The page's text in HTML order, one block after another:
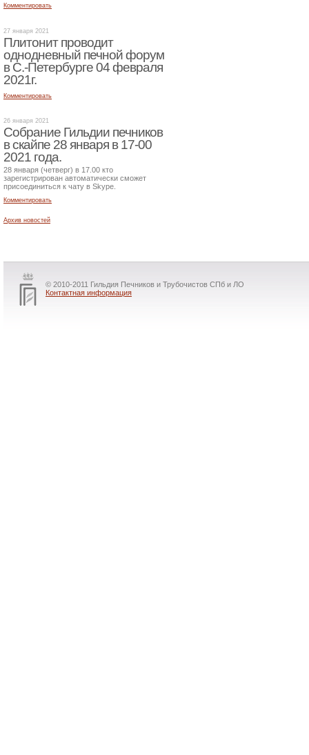
Комментировать
27 января 2021
Плитонит проводит
однодневный печной форум
в С.-Петербурге 04 февраля
2021г.
Комментировать
26 января 2021
Собрание Гильдии печников
в скайпе 28 января в 17-00
2021 года.
28 января (четверг) в 17.00 кто
зарегистрирован автоматически сможет
присоединиться к чату в Skype.
Комментировать
Архив новостей
© 2010-2011 Гильдия Печников и Трубочистов СПб и ЛО
Контактная информация